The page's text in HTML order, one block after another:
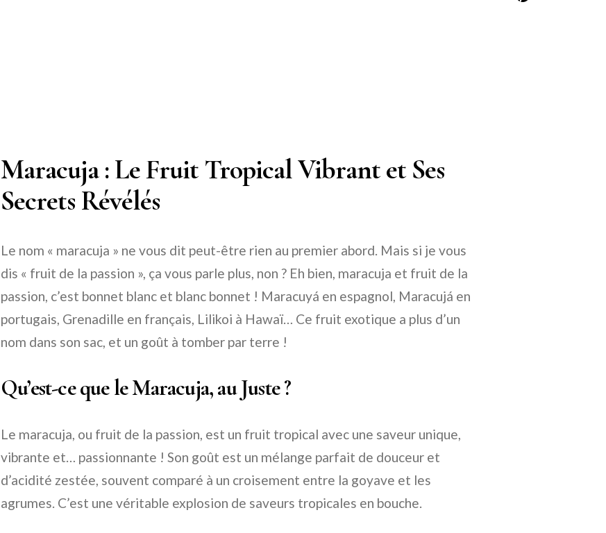
Maracuja : Le Fruit Tropical Vibrant et Ses
Secrets Révélés
Le nom « maracuja » ne vous dit peut-être rien au premier abord. Mais si je vous
dis « fruit de la passion », ça vous parle plus, non ? Eh bien, maracuja et fruit de la
passion, c’est bonnet blanc et blanc bonnet ! Maracuyá en espagnol, Maracujá en
portugais, Grenadille en français, Lilikoi à Hawaï… Ce fruit exotique a plus d’un
nom dans son sac, et un goût à tomber par terre !
Qu’est-ce que le Maracuja, au Juste ?
Le maracuja, ou fruit de la passion, est un fruit tropical avec une saveur unique,
vibrante et… passionnante ! Son goût est un mélange parfait de douceur et
d’acidité zestée, souvent comparé à un croisement entre la goyave et les
agrumes. C’est une véritable explosion de saveurs tropicales en bouche.